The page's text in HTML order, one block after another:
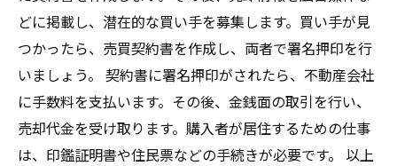
どに掲載し、潜在的な買い手を募集します。買い手が見
つかったら、売買契約書を作成し、両者で署名押印を行
いましょう。 契約書に署名押印がされたら、不動産会社
に手数料を支払います。その後、金銭面の取引を行い、
売却代金を受け取ります。購入者が居住するための仕事
は、印鑑証明書や住民票などの手続きが必要です。 以上